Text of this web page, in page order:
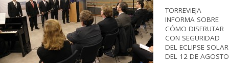
TORREVIEJA
INFORMA SOBRE
CÓMO DISFRUTAR
CON SEGURIDAD
DEL ECLIPSE SOLAR
DEL 12 DE AGOSTO